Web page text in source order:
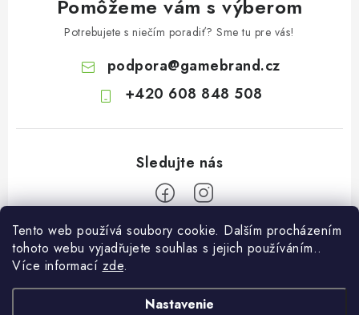
Tento web používá soubory cookie. Dalším procházením
tohoto webu vyjadřujete souhlas s jejich používáním..
Více informací zde.
Nastavenie
Pomôžeme vám s výberom
Potrebujete s niečím poradiť? Sme tu pre vás!
podpora@gamebrand.cz
+420 608 848 508
Pomoc a informace